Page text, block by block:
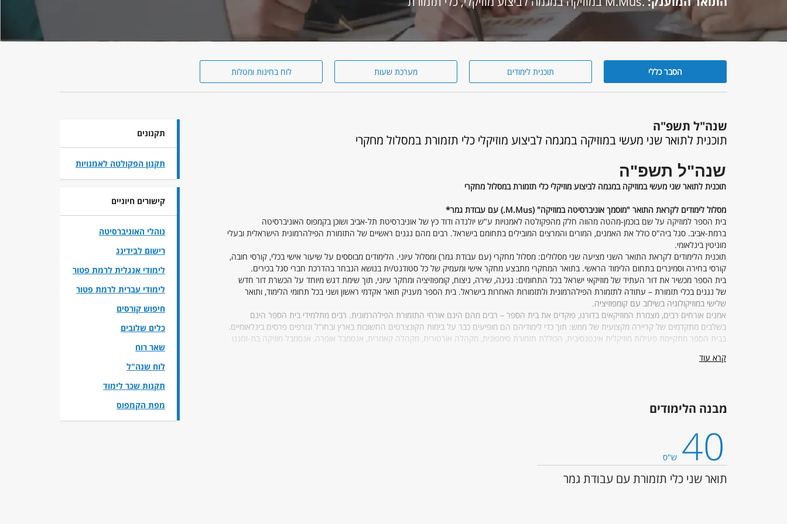
הסבר כללי תוכנית לימודים מערכת שעות לוח בחינות ומטלות
שנה"ל תשפ"ה
תוכנית לתואר שני מעשי במוזיקה במגמה לביצוע מוזיקלי כלי תזמורת במסלול מחקרי
שנה"ל תשפ"ה
תוכנית לתואר שני מעשי במוזיקה במגמה לביצוע מוזיקלי כלי תזמורת במסלול מחקרי
מסלול לימודים לקראת התואר "מוסמך אוניברסיטה במוזיקה" (M.Mus.)
עם עבודת גמר*
בית הספר למוזיקה על שם בוכמן-מהטה מהווה חלק מהפקולטה לאמנויות ע"ש יולנדה ודוד כץ של אוניברסיטת תל-אביב ושוכן בקמפוס האוניברסיטה
ברמת-אביב. סגל ביה"ס כולל את האמנים, המורים והמרצים המובילים בתחומם בישראל. רבים מהם נגנים ראשיים של התזמורת הפילהרמונית הישראלית ובעלי
מוניטין בינלאומי.
תוכנית הלימודים לקראת התואר השני מציעה שני מסלולים: מסלול מחקרי (עם עבודת גמר) ומסלול עיוני. הלימודים מבוססים על שיעור אישי בכלי, קורסי חובה,
קורסי בחירה וסמינרים בתחום הלימוד הראשי. בתואר המחקרי מתבצע מחקר אישי ומעמיק של כל סטודנט/ית בנושא הנבחר בהדרכת חברי סגל בכירים.
בית הספר מכשיר את דור העתיד של מוזיקאי ישראל בכל התחומים: נגינה, שירה, ניצוח, קומפוזיציה ומחקר עיוני, תוך שימת דגש מיוחד על הכשרת דור חדש
של נגנים בכלי תזמורת – עתודה לתזמורת הפילהרמונית ולתזמורות האחרות בישראל. בית הספר מעניק תואר אקדמי ראשון ושני בכל תחומי הלימוד, ותואר
שלישי במוזיקולוגיה בשילוב עם קומפוזיציה.
אמנים אורחים רבים, מצמרת המוזיקאים בדורנו, פוקדים את בית הספר – רבים מהם הינם אורחי התזמורת הפילהרמונית. רבים מתלמידי בית הספר הינם
בשלבים מתקדמים של קריירה מקצועית של ממש: תוך כדי לימודיהם הם מופיעים כבר על בימות הקונצרטים החשובות בארץ ובחו"ל וגורפים פרסים בינלאומיים.
בבית הספר מתקיימת פעילות מוזיקלית אינטנסיבית, הכוללת תזמורת סימפונית, מקהלה אורטורית, מקהלה קאמרית, אנסמבל אופרה, אנסמבל מוזיקה בת-זמננו
משך הלימודים לקראת התואר .M.Mus הוא שנתיים.במסלול המחקרי היקף חובות השמיעה הן 36 ש"ס ועבודת תזה שמשקלה 12 נ"ז.
ראש ביה"ס:
מנהלת המערך המנהלי בביה"ס:גב' אילה עצמון
קרא עוד
מבנה הלימודים
40 ש"ס
תואר שני כלי תזמורת עם עבודת גמר
תקנונים
תקנון הפקולטה לאמנויות
קישורים חיוניים
נוהלי האוניברסיטה
רישום לבידינג
לימודי אנגלית לרמת פטור
לימודי עברית לרמת פטור
חיפוש קורסים
כלים שלובים
שאר רוח
לוח שנה"ל
תקנות שכר לימוד
מפת הקמפוס